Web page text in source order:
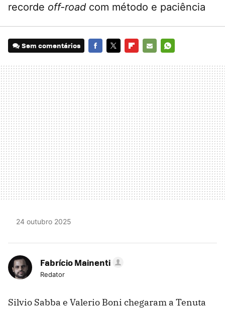
recorde off-road com método e paciência
Sem comentários
MAIL
24 outubro 2025
Fabrício Mainenti
Redator
Silvio Sabba e Valerio Boni chegaram a Tenuta